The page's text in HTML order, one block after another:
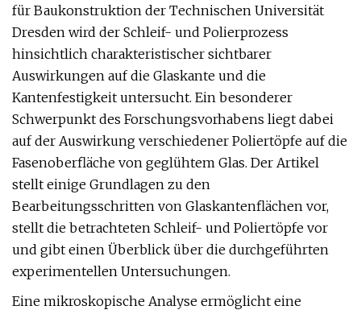
für Baukonstruktion der Technischen Universität
Dresden wird der Schleif- und Polierprozess
hinsichtlich charakteristischer sichtbarer
Auswirkungen auf die Glaskante und die
Kantenfestigkeit untersucht. Ein besonderer
Schwerpunkt des Forschungsvorhabens liegt dabei
auf der Auswirkung verschiedener Poliertöpfe auf die
Fasenoberfläche von geglühtem Glas. Der Artikel
stellt einige Grundlagen zu den
Bearbeitungsschritten von Glaskantenflächen vor,
stellt die betrachteten Schleif- und Poliertöpfe vor
und gibt einen Überblick über die durchgeführten
experimentellen Untersuchungen.
Eine mikroskopische Analyse ermöglicht eine